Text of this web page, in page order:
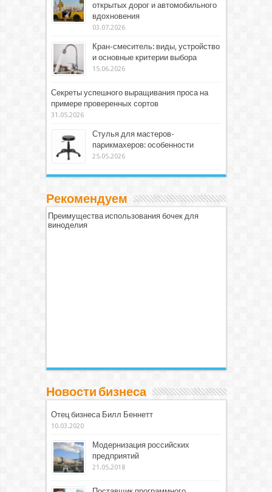
открытых дорог и автомобильного
вдохновения
03.07.2026
Кран-смеситель: виды, устройство
и основные критерии выбора
15.06.2026
Секреты успешного выращивания проса на
примере проверенных сортов
31.05.2026
Стулья для мастеров-
парикмахеров: особенности
25.05.2026
Рекомендуем
Преимущества использования бочек для
виноделия
Новости бизнеса
Отец бизнеса Билл Беннетт
10.03.2020
Модернизация российских
предприятий
21.05.2018